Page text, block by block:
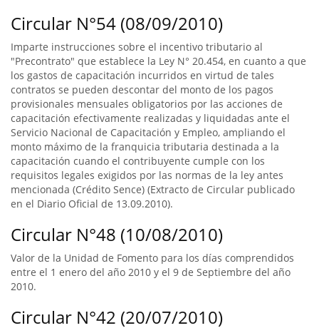
Circular N°54 (08/09/2010)
Imparte instrucciones sobre el incentivo tributario al
"Precontrato" que establece la Ley N° 20.454, en cuanto a que
los gastos de capacitación incurridos en virtud de tales
contratos se pueden descontar del monto de los pagos
provisionales mensuales obligatorios por las acciones de
capacitación efectivamente realizadas y liquidadas ante el
Servicio Nacional de Capacitación y Empleo, ampliando el
monto máximo de la franquicia tributaria destinada a la
capacitación cuando el contribuyente cumple con los
requisitos legales exigidos por las normas de la ley antes
mencionada (Crédito Sence) (Extracto de Circular publicado
en el Diario Oficial de 13.09.2010).
Circular N°48 (10/08/2010)
Valor de la Unidad de Fomento para los días comprendidos
entre el 1 enero del año 2010 y el 9 de Septiembre del año
2010.
Circular N°42 (20/07/2010)